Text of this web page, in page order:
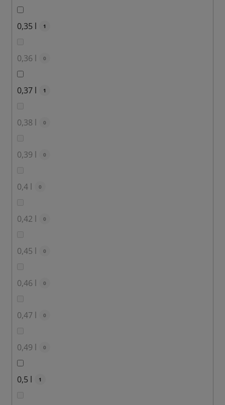
0,35 l 1
0,36 l 0
0,37 l 1
0,38 l 0
0,39 l 0
0,4 l 0
0,42 l 0
0,45 l 0
0,46 l 0
0,47 l 0
0,49 l 0
0,5 l 1